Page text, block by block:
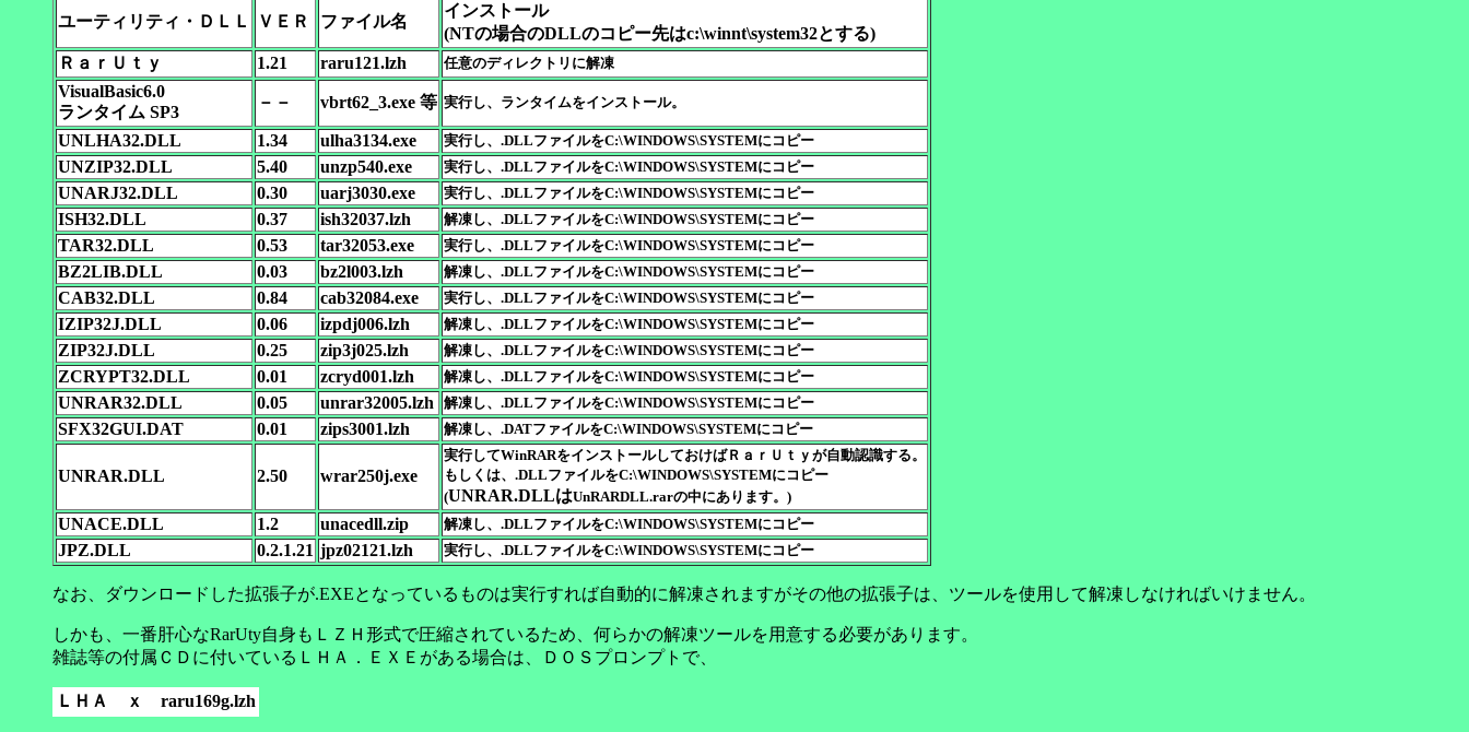
ユーティリティ・ＤＬＬ ＶＥＲ ファイル名
インストール
(NTの場合のDLLのコピー先はc:\winnt\system32とする)
ＲａｒＵｔｙ
1.21 raru121.lzh 任意のディレクトリに解凍
VisualBasic6.0
ランタイム SP3
－－ vbrt62_3.exe 等 実行し、ランタイムをインストール。
UNLHA32.DLL 1.34 ulha3134.exe 実行し、.DLLファイルをC:\WINDOWS\SYSTEMにコピー
UNZIP32.DLL 5.40 unzp540.exe 実行し、.DLLファイルをC:\WINDOWS\SYSTEMにコピー
UNARJ32.DLL 0.30 uarj3030.exe 実行し、.DLLファイルをC:\WINDOWS\SYSTEMにコピー
ISH32.DLL 0.37 ish32037.lzh 解凍し、.DLLファイルをC:\WINDOWS\SYSTEMにコピー
TAR32.DLL 0.53 tar32053.exe 実行し、.DLLファイルをC:\WINDOWS\SYSTEMにコピー
BZ2LIB.DLL 0.03 bz2l003.lzh 解凍し、.DLLファイルをC:\WINDOWS\SYSTEMにコピー
CAB32.DLL 0.84 cab32084.exe 実行し、.DLLファイルをC:\WINDOWS\SYSTEMにコピー
IZIP32J.DLL 0.06 izpdj006.lzh 解凍し、.DLLファイルをC:\WINDOWS\SYSTEMにコピー
ZIP32J.DLL 0.25 zip3j025.lzh 解凍し、.DLLファイルをC:\WINDOWS\SYSTEMにコピー
ZCRYPT32.DLL 0.01 zcryd001.lzh 解凍し、.DLLファイルをC:\WINDOWS\SYSTEMにコピー
UNRAR32.DLL 0.05 unrar32005.lzh 解凍し、.DLLファイルをC:\WINDOWS\SYSTEMにコピー
SFX32GUI.DAT 0.01 zips3001.lzh 解凍し、.DATファイルをC:\WINDOWS\SYSTEMにコピー
UNRAR.DLL 2.50 wrar250j.exe
実行してWinRARをインストールしておけばＲａｒＵｔｙが自動認識する。
もしくは、.DLLファイルをC:\WINDOWS\SYSTEMにコピー
(UNRAR.DLLはUnRARDLL.rarの中にあります。)
UNACE.DLL 1.2 unacedll.zip 解凍し、.DLLファイルをC:\WINDOWS\SYSTEMにコピー
JPZ.DLL 0.2.1.21 jpz02121.lzh 実行し、.DLLファイルをC:\WINDOWS\SYSTEMにコピー
なお、ダウンロードした拡張子が.EXEとなっているものは実行すれば自動的に解凍されますがその他の拡張子は、ツールを使用して解凍しなければいけません。
しかも、一番肝心なRarUty自身もＬＺＨ形式で圧縮されているため、何らかの解凍ツールを用意する必要があります。
雑誌等の付属ＣＤに付いているＬＨＡ．ＥＸＥがある場合は、ＤＯＳプロンプトで、
ＬＨＡ ｘ raru169g.lzh